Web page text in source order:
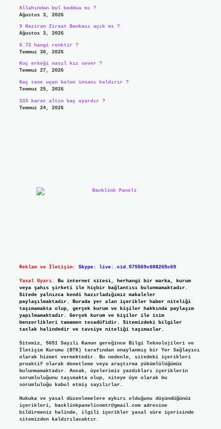
Allahından bul beddua mı ?
Ağustos 3, 2026
9 Haziran Ziraat Bankası açık mı ?
Ağustos 3, 2026
6.72 hangi renktir ?
Temmuz 30, 2026
Koç erkeği nasıl kız sever ?
Temmuz 27, 2026
Kaç tane uçan balon insanı kaldırır ?
Temmuz 25, 2026
333 karat altın kaç ayardır ?
Temmuz 24, 2026
Reklam ve İletişim: Skype: live:.cid.575569c608265c69
Yasal Uyarı:
Bu internet sitesi, herhangi bir marka, kurum
veya şahıs şirketi ile hiçbir bağlantısı bulunmamaktadır.
Sitede yalnızca kendi hazırladığımız makaleler
paylaşılmaktadır. Burada yer alan içerikler haber niteliği
taşımamakta olup, gerçek kurum ve kişiler hakkında paylaşım
yapılmamaktadır. Gerçek kurum ve kişiler ile isim
benzerlikleri tamamen tesadüfidir. Sitemizdeki bilgiler
taslak halindedir ve tavsiye niteliği taşımazlar.
Sitemiz, 5651 Sayılı Kanun gereğince Bilgi Teknolojileri ve
İletişim Kurumu (BTK) tarafından onaylanmış bir Yer Sağlayıcı
olarak hizmet vermektedir. Bu nedenle, sitedeki içerikleri
proaktif olarak denetleme veya araştırma yükümlülüğümüz
bulunmamaktadır. Ancak, üyelerimiz yazdıkları içeriklerin
sorumluluğunu taşımakta olup, siteye üye olarak bu
sorumluluğu kabul etmiş sayılırlar.
Hukuka ve yasal düzenlemelere aykırı olduğunu düşündüğünüz
içerikleri, backlinkpanelicomtr@gmail.comadresine
bildirmeniz halinde, ilgili içerikler yasal süre içerisinde
sitemizden kaldırılacaktır.